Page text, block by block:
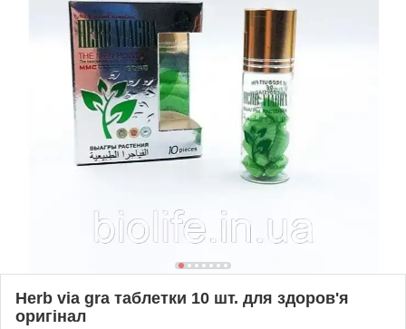
Herb via gra таблетки 10 шт. для здоров'я
оригінал